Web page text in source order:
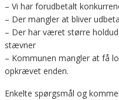
– Vi har forudbetalt
– Der mangler at bliver
– Der har været større
stævner
– Kommunen mangler at få
opkrævet enden.
Enkelte spørgsmål og